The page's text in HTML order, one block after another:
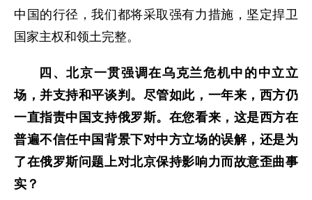
中国的行径，我们都将采取强有力措施，坚定捍卫
国家主权和领土完整。
四、北京一贯强调在乌克兰危机中的中立立
场，并支持和平谈判。尽管如此，一年来，西方仍
一直指责中国支持俄罗斯。在您看来，这是西方在
普遍不信任中国背景下对中方立场的误解，还是为
了在俄罗斯问题上对北京保持影响力而故意歪曲事
实？